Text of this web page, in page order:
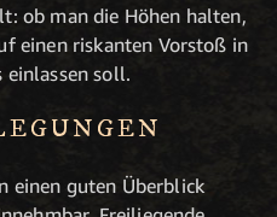
ob man die Höhen halten,
einen riskanten Vorstoß in
einlassen soll.
einen guten Überblick